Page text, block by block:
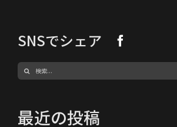
SNSでシェア
検
最近の投稿